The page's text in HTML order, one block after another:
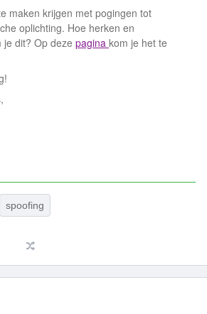
maken krijgen met pogingen tot
oplichting. Hoe herken en
je dit? Op deze pagina kom je het te
spoofing